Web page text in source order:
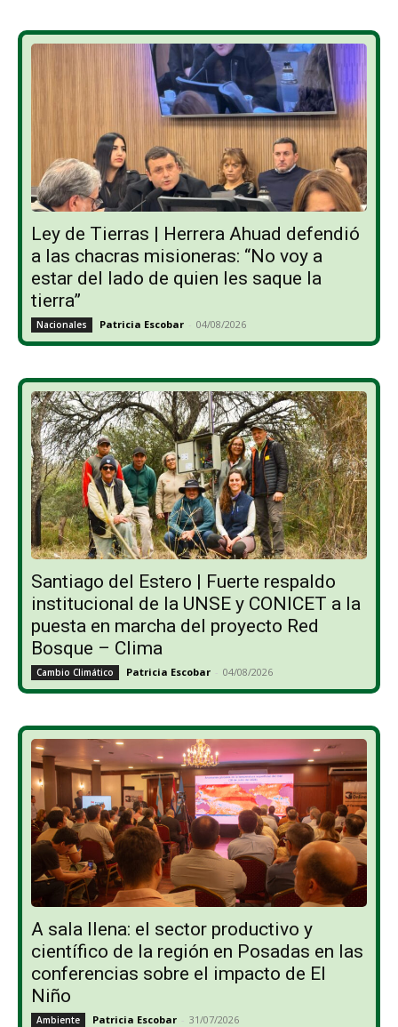
Ley de Tierras | Herrera Ahuad defendió
a las chacras misioneras: “No voy a
estar del lado de quien les saque la
tierra”
Nacionales Patricia Escobar - 04/08/2026
Santiago del Estero | Fuerte respaldo
institucional de la UNSE y CONICET a la
puesta en marcha del proyecto Red
Bosque – Clima
Cambio Climático Patricia Escobar - 04/08/2026
A sala llena: el sector productivo y
científico de la región en Posadas en las
conferencias sobre el impacto de El
Niño
Ambiente Patricia Escobar - 31/07/2026